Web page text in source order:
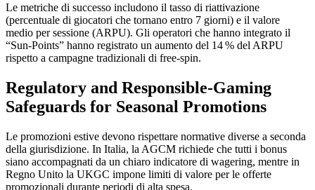
Le metriche di successo includono il tasso di riattivazione
(percentuale di giocatori che tornano entro 7 giorni) e il valore
medio per sessione (ARPU). Gli operatori che hanno integrato il
“Sun‑Points” hanno registrato un aumento del 14 % del ARPU
rispetto a campagne tradizionali di free‑spin.
Regulatory and Responsible‑Gaming
Safeguards for Seasonal Promotions
Le promozioni estive devono rispettare normative diverse a seconda
della giurisdizione. In Italia, la AGCM richiede che tutti i bonus
siano accompagnati da un chiaro indicatore di wagering, mentre in
Regno Unito la UKGC impone limiti di valore per le offerte
promozionali durante periodi di alta spesa.